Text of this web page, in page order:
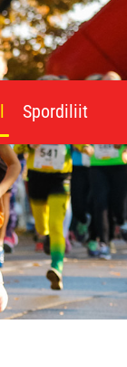
Spordiliit